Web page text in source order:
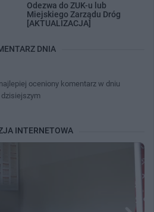
Odezwa do ZUK-u lub
Miejskiego Zarządu Dróg
[AKTUALIZACJA]
DNIA
oceniony komentarz w dniu
dzisiejszym
INTERNETOWA